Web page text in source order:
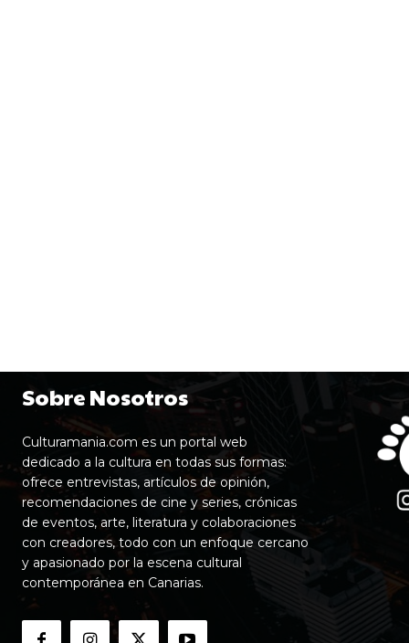
Sobre Nosotros
Culturamania.com es un portal web
dedicado a la cultura en todas sus formas:
ofrece entrevistas, artículos de opinión,
recomendaciones de cine y series, crónicas
de eventos, arte, literatura y colaboraciones
con creadores, todo con un enfoque cercano
y apasionado por la escena cultural
contemporánea en Canarias.